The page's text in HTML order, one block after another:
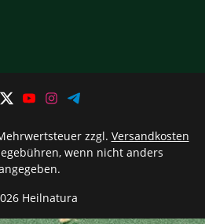
Heilnatura
zzgl. Versandkosten
wenn nicht anders